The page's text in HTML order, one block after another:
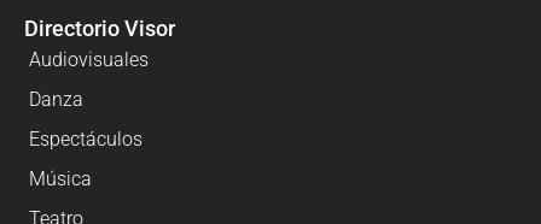
Directorio Visor
Audiovisuales
Danza
Espectáculos
Música
Teatro